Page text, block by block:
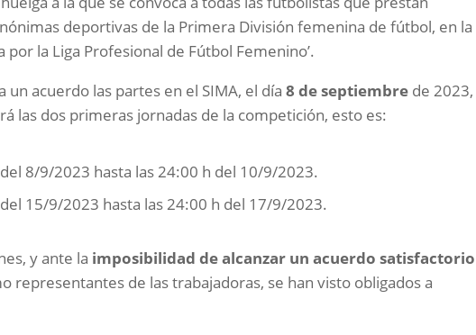
deportivas de la Primera División femenina de fútbol, en la
la Liga Profesional de Fútbol Femenino’.
un acuerdo las partes en el SIMA, el día 8 de septiembre de 2023,
las dos primeras jornadas de la competición, esto es:
8/9/2023 hasta las 24:00 h del 10/9/2023.
15/9/2023 hasta las 24:00 h del 17/9/2023.
y ante la imposibilidad de alcanzar un acuerdo satisfactorio
representantes de las trabajadoras, se han visto obligados a